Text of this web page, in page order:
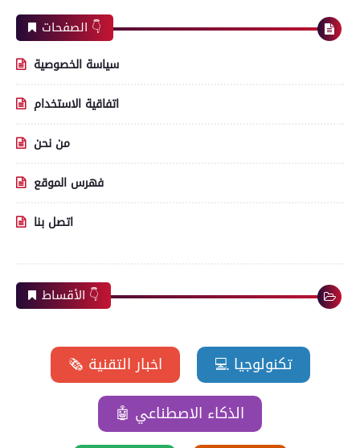
الصفحات 👇
سياسة الخصوصية
اتفاقية الاستخدام
من نحن
فهرس الموقع
اتصل بنا
الأقساط 👇
🗞️ اخبار التقنية
💻 تكنولوجيا
🤖 الذكاء الاصطناعي